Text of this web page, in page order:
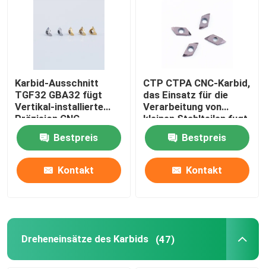
Karbid-Ausschnitt
TGF32 GBA32 fügt
Vertikal-installierte
Präzision CNC
Drehbank ein
Bestpreis
Kontakt
CTP CTPA CNC-Karbid,
das Einsatz für die
Verarbeitung von
kleinen Stahlteilen fugt
Bestpreis
Kontakt
Dreheneinsätze des Karbids (47)